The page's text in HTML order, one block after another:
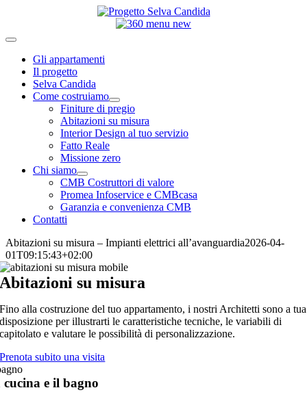
contenuto
Toggle
NavigationGli appartamenti
Il progetto
Selva Candida
Come costruiamo
Finiture di pregio
Abitazioni su misura
Interior Design al tuo servizio
Fatto Reale
Missione zero
Chi siamo
CMB Costruttori di valore
Promea Infoservice e CMBcasa
Garanzia e convenienza CMB
Contatti
Abitazioni su misura – Impianti elettrici all’avanguardia2026-04-
01T09:15:43+02:00
Abitazioni su misura
Fino alla costruzione del tuo appartamento, i nostri Architetti sono a tua
disposizione per illustrarti le caratteristiche tecniche, le variabili di
capitolato e valutare le possibilità di personalizzazione.
Prenota subito una visita
e il bagno